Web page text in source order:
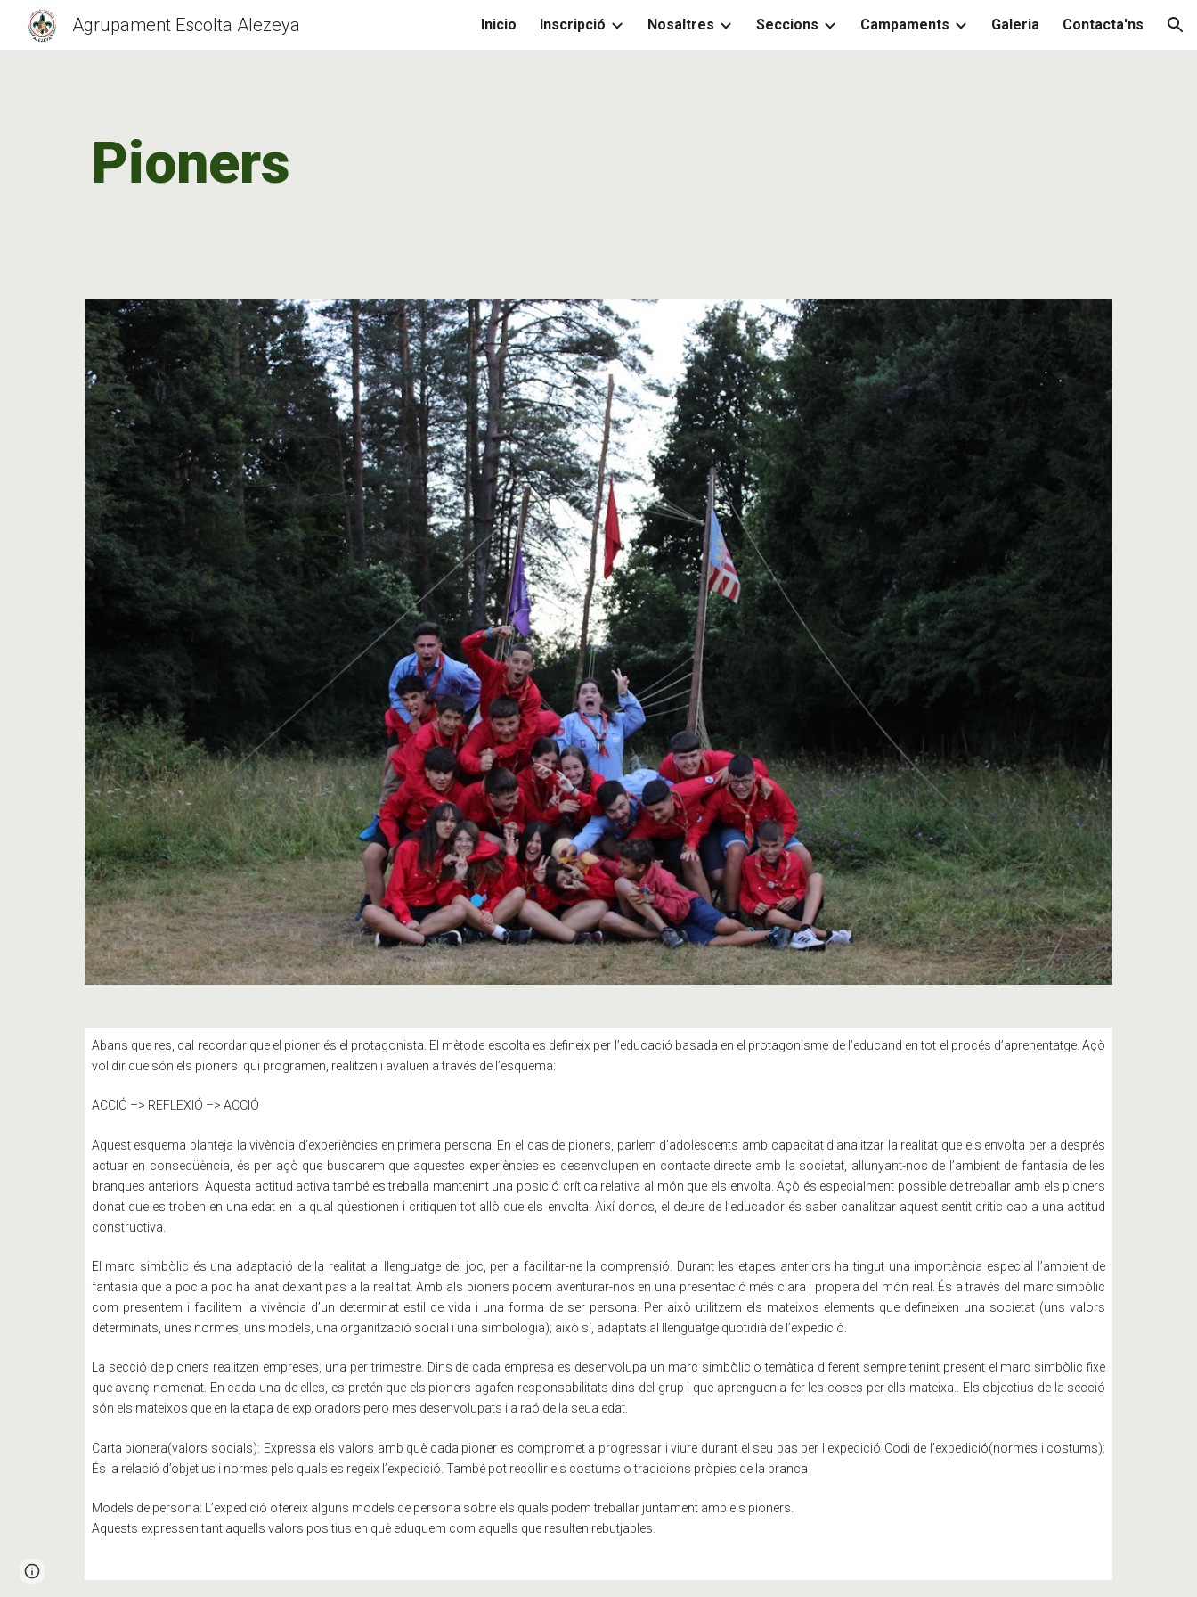
Skip to main content Skip to navigation
Agrupament Escolta Alezeya Inicio Inscripció Nosaltres Seccions Campaments Galeria Contacta'ns
Pioners
Abans que res, cal recordar que el pioner és el protagonista. El mètode escolta es defineix per l’educació basada en el protagonisme de l’educand en tot el procés d’aprenentatge. Açò
vol dir que són els pioners qui programen, realitzen i avaluen a través de l’esquema:
ACCIÓ –> REFLEXIÓ –> ACCIÓ
Aquest esquema planteja la vivència d’experiències en primera persona. En el cas de pioners, parlem d’adolescents amb capacitat d’analitzar la realitat que els envolta per a després
actuar en conseqüència, és per açò que buscarem que aquestes experiències es desenvolupen en contacte directe amb la societat, allunyant-nos de l’ambient de fantasia de les
branques anteriors. Aquesta actitud activa també es treballa mantenint una posició crítica relativa al món que els envolta. Açò és especialment possible de treballar amb els pioners
donat que es troben en una edat en la qual qüestionen i critiquen tot allò que els envolta. Així doncs, el deure de l’educador és saber canalitzar aquest sentit crític cap a una actitud
constructiva.
El marc simbòlic és una adaptació de la realitat al llenguatge del joc, per a facilitar-ne la comprensió. Durant les etapes anteriors ha tingut una importància especial l’ambient de
fantasia que a poc a poc ha anat deixant pas a la realitat. Amb als pioners podem aventurar-nos en una presentació més clara i propera del món real. És a través del marc simbòlic
com presentem i facilitem la vivència d’un determinat estil de vida i una forma de ser persona. Per això utilitzem els mateixos elements que defineixen una societat (uns valors
determinats, unes normes, uns models, una organització social i una simbologia); això sí, adaptats al llenguatge quotidià de l’expedició.
La secció de pioners realitzen empreses, una per trimestre. Dins de cada empresa es desenvolupa un marc simbòlic o temàtica diferent sempre tenint present el marc simbòlic fixe
que avanç nomenat. En cada una de elles, es pretén que els pioners agafen responsabilitats dins del grup i que aprenguen a fer les coses per ells mateixa.. Els objectius de la secció
són els mateixos que en la etapa de exploradors pero mes desenvolupats i a raó de la seua edat.
Carta pionera(valors socials): Expressa els valors amb què cada pioner es compromet a progressar i viure durant el seu pas per l’expedició Codi de l’expedició(normes i costums):
És la relació d’objetius i normes pels quals es regeix l’expedició. També pot recollir els costums o tradicions pròpies de la branca
Models de persona: L’expedició ofereix alguns models de persona sobre els qual s podem treballar juntament amb els pioners.
Aquests expressen tant aquells valors positius en què eduquem com aquells que resulten rebutjables.